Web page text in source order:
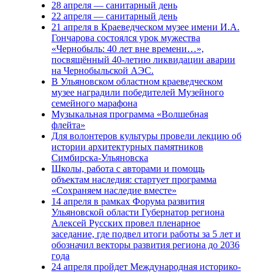
28 апреля — санитарный день
22 апреля — санитарный день
21 апреля в Краеведческом музее имени И.А.
Гончарова состоялся урок мужества
«Чернобыль: 40 лет вне времени…»,
посвящённый 40-летию ликвидации аварии
на Чернобыльской АЭС.
В Ульяновском областном краеведческом
музее наградили победителей Музейного
семейного марафона
Музыкальная программа «Волшебная
флейта»
Для волонтеров культуры провели лекцию об
истории архитектурных памятников
Симбирска-Ульяновска
Школы, работа с авторами и помощь
объектам наследия: стартует программа
«Сохраняем наследие вместе»
14 апреля в рамках Форума развития
Ульяновской области Губернатор региона
Алексей Русских провел пленарное
заседание, где подвел итоги работы за 5 лет и
обозначил векторы развития региона до 2036
года
24 апреля пройдет Международная историко-